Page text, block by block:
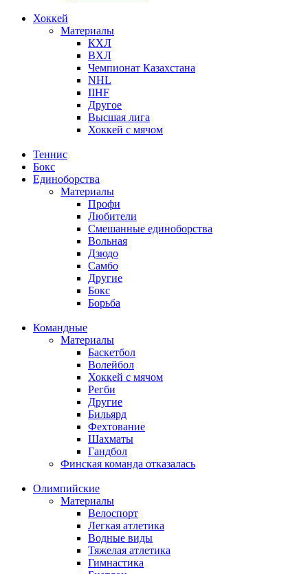
Хоккей
Материалы
КХЛ
ВХЛ
Чемпионат Казахстана
NHL
IIHF
Другое
Высшая лига
Хоккей с мячом
Теннис
Бокс
Единоборства
Материалы
Профи
Любители
Смешанные единоборства
Вольная
Дзюдо
Самбо
Другие
Бокс
Борьба
Командные
Материалы
Баскетбол
Волейбол
Хоккей с мячом
Регби
Другие
Бильярд
Фехтование
Шахматы
Гандбол
Финская команда отказалась
Олимпийские
Материалы
Велоспорт
Легкая атлетика
Водные виды
Тяжелая атлетика
Гимнастика